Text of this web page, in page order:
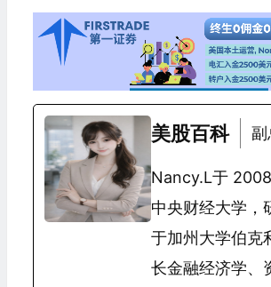
美股百科 副
Nancy.L于
中央财经大学，
于加州大学伯克
长金融经济学、